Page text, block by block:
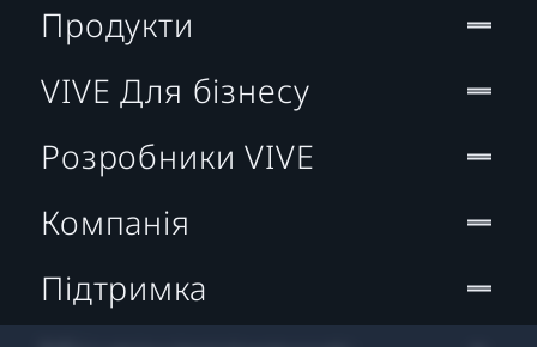
Продукти
VIVE Для бізнесу
Розробники VIVE
Компанія
Підтримка